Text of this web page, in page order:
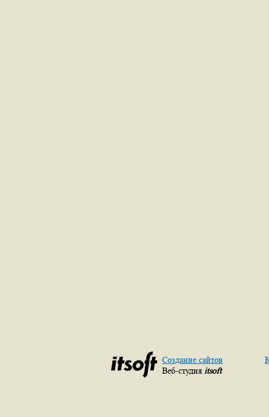
Создание сайтов
Веб-студия itsoft